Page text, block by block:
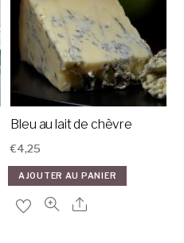
Bleu au lait de chèvre
€4,25
AJOUTER AU PANIER